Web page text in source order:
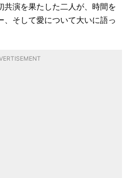
共演を果たした二人が、時間を
そして愛について大いに語っ